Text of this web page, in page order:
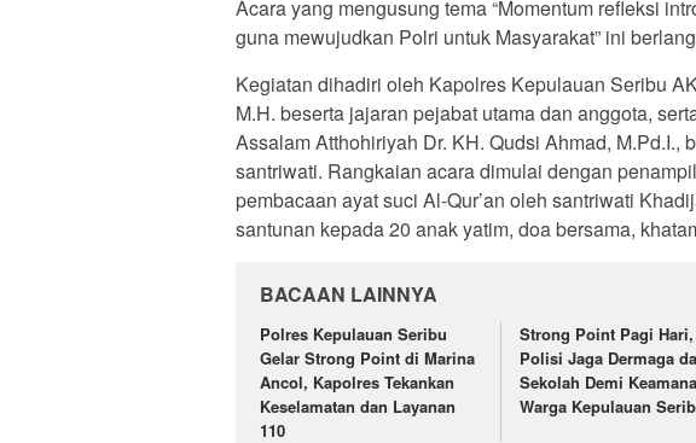
Acara yang mengusung tema “Momentum refleksi
guna mewujudkan Polri untuk Masyarakat” ini
Kegiatan dihadiri oleh Kapolres Kepulauan Seribu
M.H. beserta jajaran pejabat utama dan anggota,
Assalam Atthohiriyah Dr. KH. Qudsi Ahmad, M.Pd.I.,
santriwati. Rangkaian acara dimulai dengan
pembacaan ayat suci Al-Qur’an oleh santriwati
santunan kepada 20 anak yatim, doa bersama,
BACAAN LAINNYA
Polres Kepulauan Seribu
Gelar Strong Point di Marina
Ancol, Kapolres Tekankan
Keselamatan dan Layanan
110
Strong Point Pagi Hari,
Polisi Jaga Dermaga
Sekolah Demi
Warga Kepulauan